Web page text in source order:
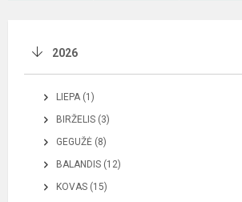
2026
LIEPA (1)
BIRŽELIS (3)
GEGUŽĖ (8)
BALANDIS (12)
KOVAS (15)